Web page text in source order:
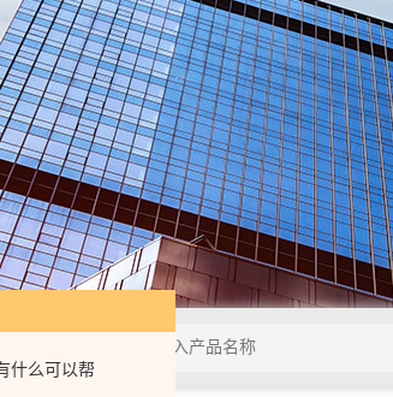
什么可以帮